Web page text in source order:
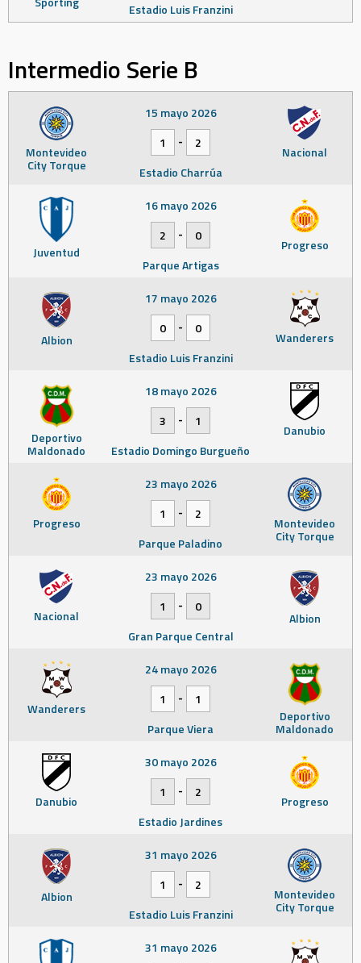
Estadio Luis Franzini
Intermedio Serie B
Montevideo
City Torque
Nacional
15 mayo 2026
1
-
2
Estadio Charrúa
Juventud Progreso
16 mayo 2026
2
-
0
Parque Artigas
Albion Wanderers
17 mayo 2026
0
-
0
Estadio Luis Franzini
Deportivo
Maldonado
Danubio
18 mayo 2026
3
-
1
Estadio Domingo Burgueño
Progreso Montevideo
City Torque
23 mayo 2026
1
-
2
Parque Paladino
Nacional Albion
23 mayo 2026
1
-
0
Gran Parque Central
Wanderers Deportivo
Maldonado
24 mayo 2026
1
-
1
Parque Viera
Danubio Progreso
30 mayo 2026
1
-
2
Estadio Jardines
Albion Montevideo
City Torque
31 mayo 2026
1
-
2
Estadio Luis Franzini
31 mayo 2026